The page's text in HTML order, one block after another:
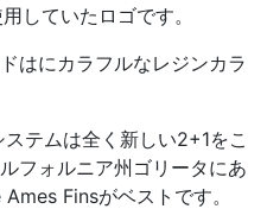
していたロゴです。
はにカラフルなレジンカラ
テムは全く新しい2+1をこ
フォルニア州ゴリータにあ
Finsがベストです。